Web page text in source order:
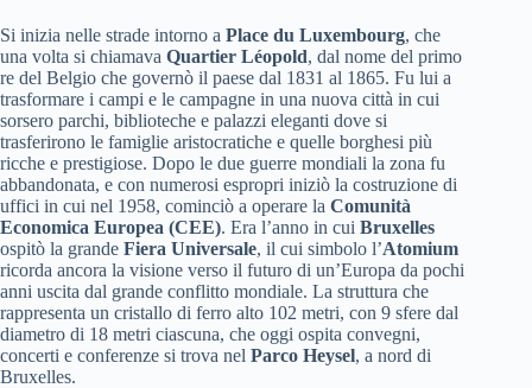
Si inizia nelle strade intorno a Place du Luxembourg, che
una volta si chiamava Quartier Léopold, dal nome del primo
re del Belgio che governò il paese dal 1831 al 1865. Fu lui a
trasformare i campi e le campagne in una nuova città in cui
sorsero parchi, biblioteche e palazzi eleganti dove si
trasferirono le famiglie aristocratiche e quelle borghesi più
ricche e prestigiose. Dopo le due guerre mondiali la zona fu
abbandonata, e con numerosi espropri iniziò la costruzione di
uffici in cui nel 1958, cominciò a operare la Comunità
Economica Europea (CEE). Era l’anno in cui Bruxelles
ospitò la grande Fiera Universale, il cui simbolo l’Atomium
ricorda ancora la visione verso il futuro di un’Europa da pochi
anni uscita dal grande conflitto mondiale. La struttura che
rappresenta un cristallo di ferro alto 102 metri, con 9 sfere dal
diametro di 18 metri ciascuna, che oggi ospita convegni,
concerti e conferenze si trova nel Parco Heysel, a nord di
Bruxelles.